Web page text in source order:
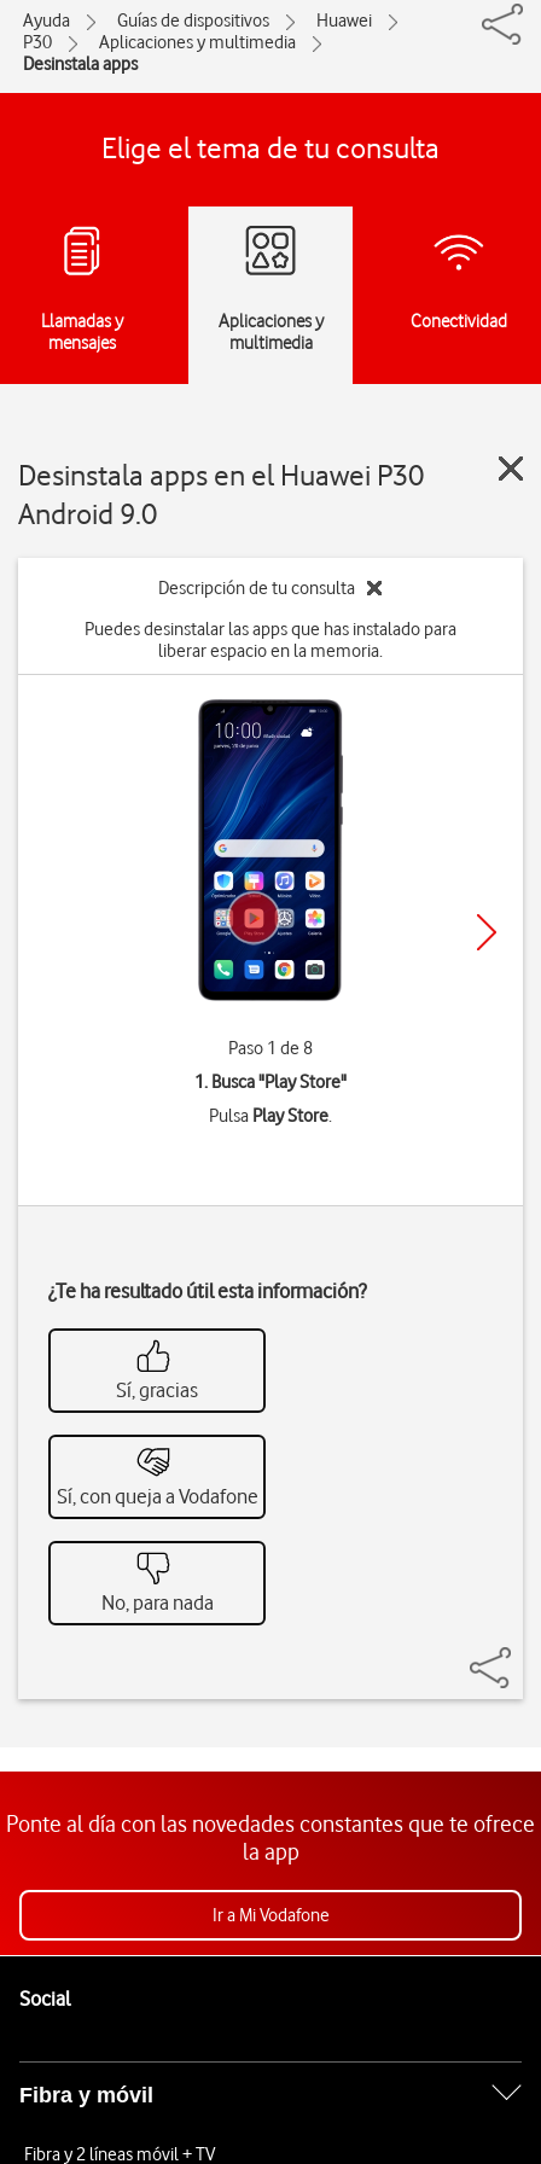
Ayuda Guías de dispositivos
Huawei
P30
Aplicaciones y multimedia
Desinstala apps
Elige el tema de tu consulta
Llamadas y
mensajes
Aplicaciones y
multimedia
Conectividad
Desinstala apps en el Huawei P30
Android 9.0
Descripción de tu consulta
Puedes desinstalar las apps que has instalado para
liberar espacio en la memoria.
Paso 1 de 8
1. Busca "Play Store"
Pulsa Play Store.
¿Te ha resultado útil esta información?
Sí, gracias
Sí, con queja a Vodafone
No, para nada
Ponte al día con las novedades constantes que te ofrece
la app
Ir a Mi Vodafone
SocialEnlaces a las redes sociales de Vodafone
Fibra y móvil
Fibra y 2 líneas móvil + TV